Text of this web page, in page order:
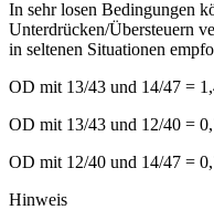
In sehr losen Bedingungen
Unterdrücken/Übersteuern
in seltenen Situationen
OD mit 13/43 und 14/47 =
OD mit 13/43 und 12/40 =
OD mit 12/40 und 14/47 =
Hinweis